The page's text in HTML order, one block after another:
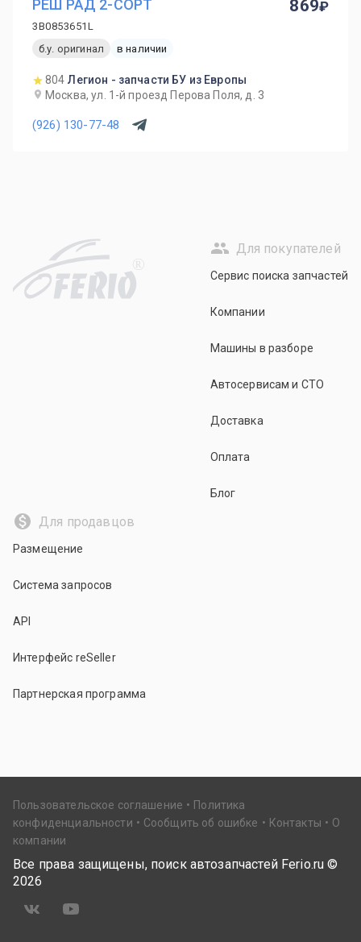
РЕШ РАД 2-СОРТ
3B0853651L
б.у. оригинал
в наличии
804 Легион - запчасти БУ из Европы
Москва, ул. 1-й проезд Перова Поля, д. 3
(926) 130-77-48
869
R
Для покупателей
Сервис поиска запчастей
Компании
Машины в разборе
Автосервисам и СТО
Доставка
Оплата
Блог
Для продавцов
Размещение
Система запросов
API
Интерфейс reSeller
Партнерская программа
Пользовательское соглашение
Политика
конфиденциальности
Сообщить об ошибке Контакты
О
компании
Все права защищены, поиск автозапчастей Ferio.ru ©
2026